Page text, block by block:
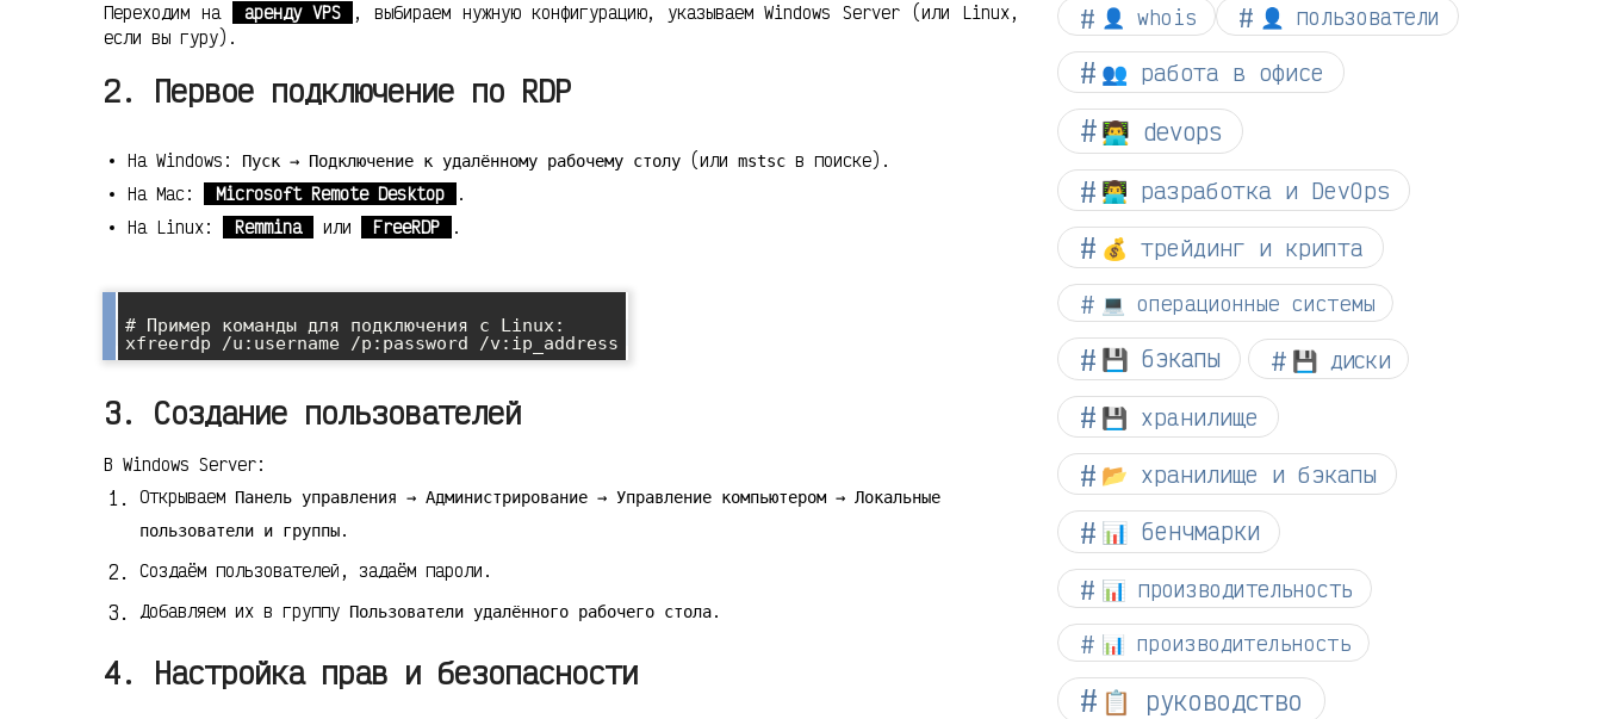
Переходим на аренду VPS
, выбираем нужную конфигурацию, указываем Windows Server (или Linux,
если вы гуру).
2. Первое подключение по RDP
На Windows: Пуск → Подключение к удалённому рабочему столу (или mstsc в поиске).
На Mac:
Microsoft Remote Desktop
.
На Linux:
Remmina или FreeRDP .
# Пример команды для подключения с Linux:
3. Создание пользователей
В Windows Server:
Открываем Панель управления → Администрирование → Управление компьютером → Локальные
пользователи и группы.
Создаём пользователей, задаём пароли.
Добавляем их в группу Пользователи удалённого рабочего стола.
4. Настройка прав и безопасности
👤 whois 👤 пользователи
👥 работа в офисе
👨‍💻 devops
👨‍💻 разработка и DevOps
💰 трейдинг и крипта
💻 операционные системы
💾 бэкапы 💾 диски
💾 хранилище
📂 хранилище и бэкапы
📊 бенчмарки
📊 производительность
📊 производительность
📋 руководство